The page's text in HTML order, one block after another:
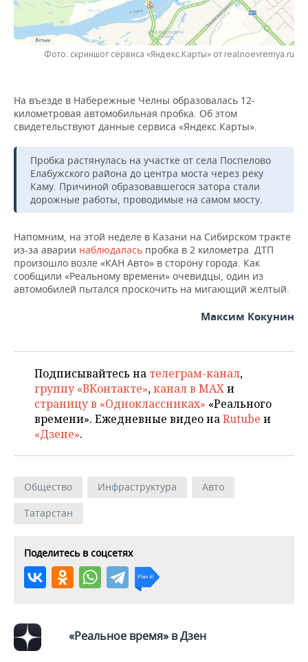
НЕФТЕХИМИЯ
НЕФТЬ
ЭНЕРГЕТИКА
РОЗНИЧНАЯ ТОРГОВЛЯ
ТРАНСПОРТ
НОВОСТИ ТЕХНОЛОГИЙ
ТЕЛЕКОММУНИКАЦИИ
МЕРОПРИЯТИЯ
НОВОСТИ МЕРОПРИЯТИЙ
БИЗНЕС-БРАНЧИ
ОТКРЫТАЯ ЛЕКЦИЯ
СПОРТ
ФУТБОЛ
БАСКЕТБОЛ
ВОЛЕЙБОЛ
КИБЕРСПОРТ
ФИГУРНОЕ КАТАНИЕ
НОВОСТИ ОБЩЕСТВА
ИНФРАСТРУКТУРА
ИСТОРИЯ
КУЛЬТУРА
МЕДИЦИНА
ФОТОГАЛЕРЕЯ
СЮЖЕТЫ
СПРАВОЧНИК
СПИСОК ПЕРСОН
СПИСОК КОМПАНИЙ
ПОЛНАЯ ВЕРСИЯ
Фото: скриншот сервиса «Яндекс.Карты» от realnoevremya.ru
На въезде в Набережные Челны образовалась 12-
километровая автомобильная пробка. Об этом
свидетельствуют данные сервиса «Яндекс.Карты».
Пробка растянулась на участке от села Поспелово
Елабужского района до центра моста через реку
Каму. Причиной образовавшегося затора стали
дорожные работы, проводимые на самом мосту.
Напомним, на этой неделе в Казани на Сибирском тракте
из-за аварии наблюдалась пробка в 2 километра. ДТП
произошло возле «КАН Авто» в сторону города. Как
сообщили «Реальному времени» очевидцы, один из
автомобилей пытался проскочить на мигающий желтый.
Максим Кокунин
Подписывайтесь на телеграм-канал,
группу «ВКонтакте»,канал в MAXи
страницу в «Одноклассниках» «Реального
времени». Ежедневные видео наRutube и
«Дзене».
Общество Инфраструктура
Авто
Татарстан
Поделитесь в соцсетях
«Реальное время» в Дзен